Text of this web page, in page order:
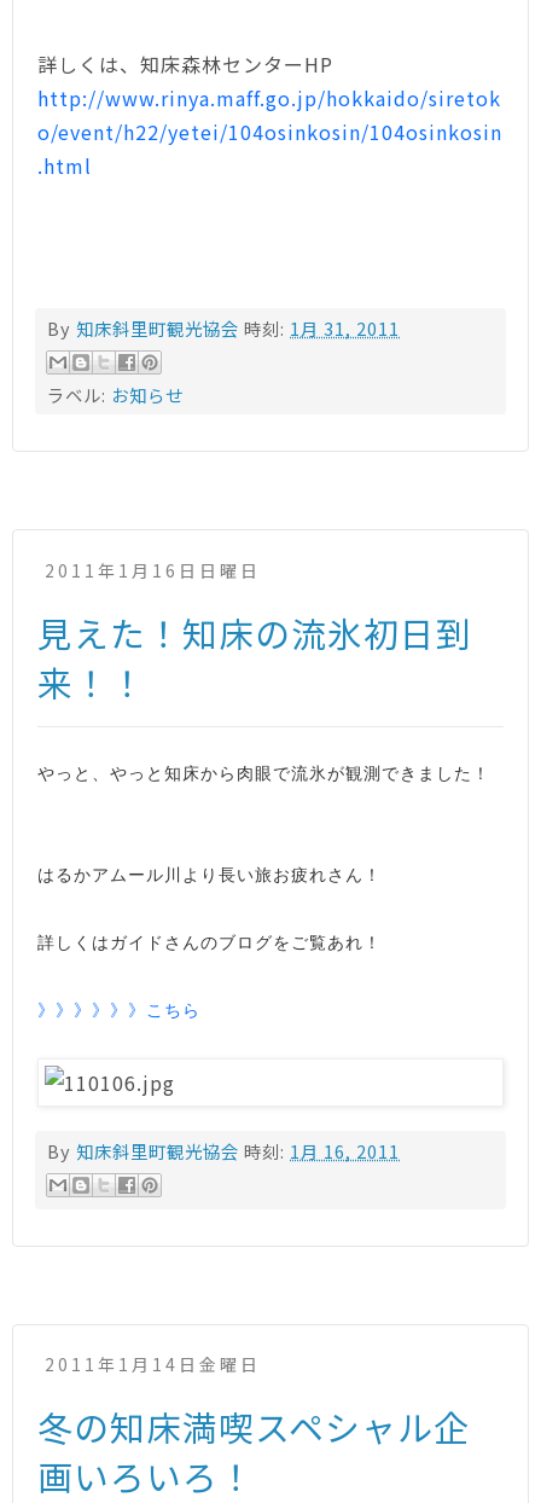
詳しくは、知床森林センターHP
http://www.rinya.maff.go.jp/hokkaido/siretok
o/event/h22/yetei/104osinkosin/104osinkosin
.html
By 知床斜里町観光協会 時刻: 1月 31, 2011
ラベル: お知らせ
2011年1月16日日曜日
見えた！知床の流氷初日到
来！！
やっと、やっと知床から肉眼で流氷が観測できました！
はるかアムール川より長い旅お疲れさん！
詳しくはガイドさんのブログをご覧あれ！
》》》》》》こちら
By 知床斜里町観光協会 時刻: 1月 16, 2011
2011年1月14日金曜日
冬の知床満喫スペシャル企
画いろいろ！